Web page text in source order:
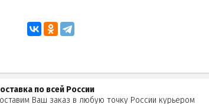
по всей России
Ваш заказ в любую точку России курьером